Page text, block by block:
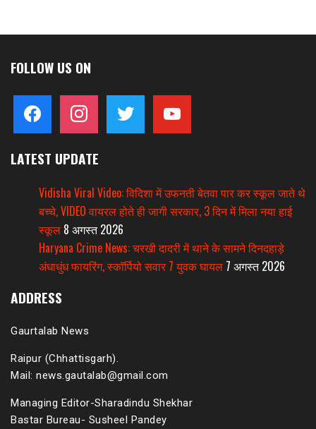
FOLLOW US ON
facebook instagram twitter youtube
LATEST UPDATE
Vidisha Viral Video: विदिशा में उफनती बेतवा पार कर स्कूल जाते थे
बच्चे, VIDEO वायरल होते ही जागी सरकार, 3 दिन में मिला नया हाई
स्कूल 8 अगस्त 2026
Haryana Crime News: चरखी दादरी में थाने के सामने दिनदहाड़े
अंधाधुंध फायरिंग, स्कॉर्पियो सवार 7 युवक घायल 7 अगस्त 2026
ADDRESS
Gaurtalab News
Raipur (Chhattisgarh).
Mail: news.gautalab@gmail.com
Managing Editor-Sharadindu Shekhar
Bastar Bureau- Susheel Pandey